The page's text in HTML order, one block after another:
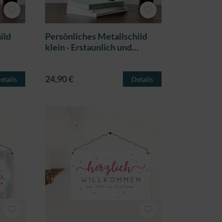
Persönliches Metallschild
klein - Erstaunlich und
24,90 €
Details